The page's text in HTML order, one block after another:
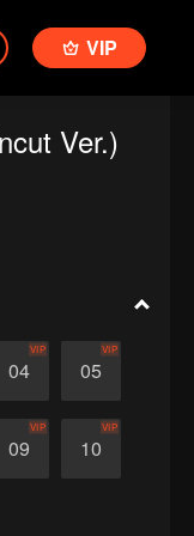
VIP
Ver.)
04
VIP
05
VIP
09
VIP
10
VIP